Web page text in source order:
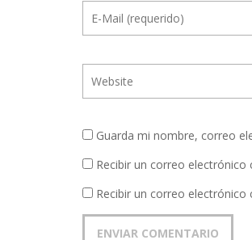
Guarda mi nombre, correo
Recibir un correo
Recibir un correo electrónico